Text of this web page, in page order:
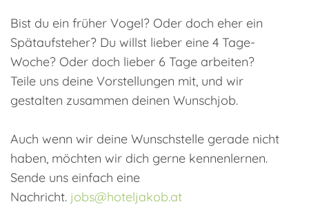
Bist du ein früher Vogel? Oder doch eher ein
Spätaufsteher? Du willst lieber eine 4 Tage-
Woche? Oder doch lieber 6 Tage arbeiten?
Teile uns deine Vorstellungen mit, und wir
gestalten zusammen deinen Wunschjob.
Auch wenn wir deine Wunschstelle gerade nicht
haben, möchten wir dich gerne kennenlernen.
Sende uns einfach eine
Nachricht. jobs@hoteljakob.at